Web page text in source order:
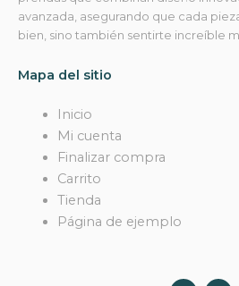
avanzada, asegurando que cada
bien, sino también sentirte increíble
Mapa del sitio
Inicio
Mi cuenta
Finalizar compra
Carrito
Tienda
Página de ejemplo